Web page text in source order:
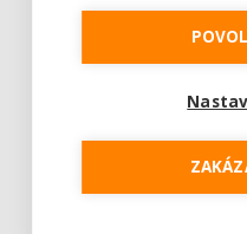
stravě ho mám
Pojem protein
v oblasti zdraví,